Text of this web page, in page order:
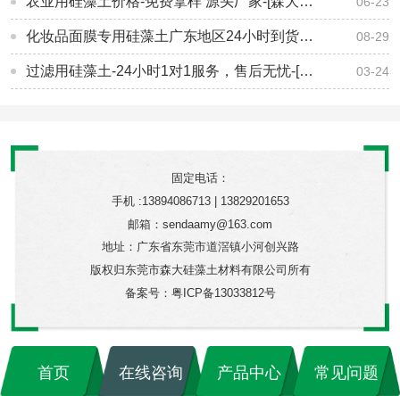
化妆品面膜专用硅藻土广东地区24小时到货东莞森大厂家直销 08-29
过滤用硅藻土-24小时1对1服务，售后无忧-[森大硅藻土] 03-24
固定电话：
手机 :13894086713 | 13829201653
邮箱：sendaamy@163.com
地址：广东省东莞市道滘镇小河创兴路
版权归东莞市森大硅藻土材料有限公司所有
备案号： 粤ICP备13033812号
首页 在线咨询 产品中心 常见问题